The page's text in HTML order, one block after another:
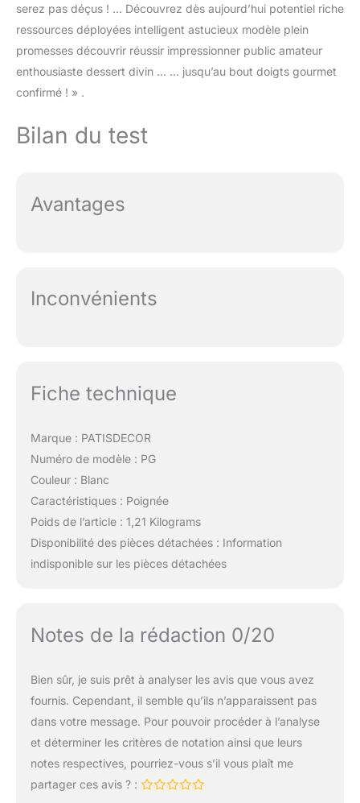
serez pas déçus ! … Découvrez dès aujourd’hui potentiel riche
ressources déployées intelligent astucieux modèle plein
promesses découvrir réussir impressionner public amateur
enthousiaste dessert divin … … jusqu’au bout doigts gourmet
confirmé ! » .
Bilan du test
Avantages
Inconvénients
Fiche technique
Marque : PATISDECOR
Numéro de modèle : PG
Couleur : Blanc
Caractéristiques : Poignée
Poids de l’article : 1,21 Kilograms
Disponibilité des pièces détachées : Information
indisponible sur les pièces détachées
Notes de la rédaction 0/20
Bien sûr, je suis prêt à analyser les avis que vous avez
fournis. Cependant, il semble qu’ils n’apparaissent pas
dans votre message. Pour pouvoir procéder à l’analyse
et déterminer les critères de notation ainsi que leurs
notes respectives, pourriez-vous s’il vous plaît me
partager ces avis ? :